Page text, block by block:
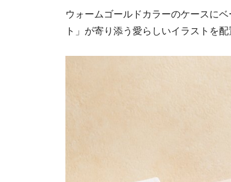
ウォームゴールドカラーのケースに
ト」が寄り添う愛らしいイラストを配